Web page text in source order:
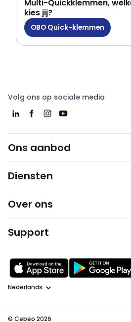
Multi-Quickklemmen,
kies jij?
OBO Quick-klemmen
Volg ons op sociale media
Ons aanbod
Diensten
Over ons
Support
Taal
© Cebeo 2026